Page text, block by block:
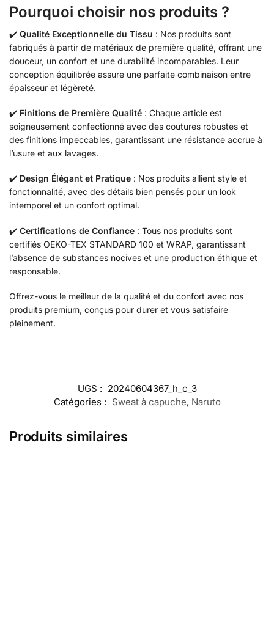
Pourquoi choisir nos produits ?
✔️ Qualité Exceptionnelle du Tissu : Nos produits sont
fabriqués à partir de matériaux de première qualité, offrant une
douceur, un confort et une durabilité incomparables. Leur
conception équilibrée assure une parfaite combinaison entre
épaisseur et légèreté.
✔️ Finitions de Première Qualité : Chaque article est
soigneusement confectionné avec des coutures robustes et
des finitions impeccables, garantissant une résistance accrue à
l’usure et aux lavages.
✔️ Design Élégant et Pratique : Nos produits allient style et
fonctionnalité, avec des détails bien pensés pour un look
intemporel et un confort optimal.
✔️ Certifications de Confiance : Tous nos produits sont
certifiés OEKO-TEX STANDARD 100 et WRAP, garantissant
l’absence de substances nocives et une production éthique et
responsable.
Offrez-vous le meilleur de la qualité et du confort avec nos
produits premium, conçus pour durer et vous satisfaire
pleinement.
UGS : 20240604367_h_c_3
Catégories : Sweat à capuche, Naruto
Produits similaires